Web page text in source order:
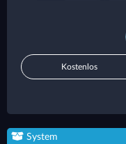
Kostenlos
System